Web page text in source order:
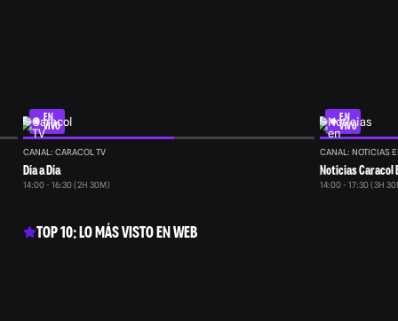
EN
VIVO
CANAL: CARACOL TV
Día a Día
14:00 - 16:30 (2H 30M)
EN
VIVO
CANAL: NOTICIAS
Noticias Caracol
14:00 - 17:30 (3H
TOP 10: LO MÁS VISTO EN WEB